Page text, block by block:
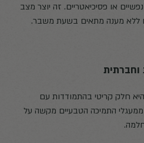
או פסיכיאטריים. זה יוצר מצב
ללא מענה מתאים בשעת משבר.
חלק קריטי בהתמודדות עם
התמיכה הטבעיים מקשה על